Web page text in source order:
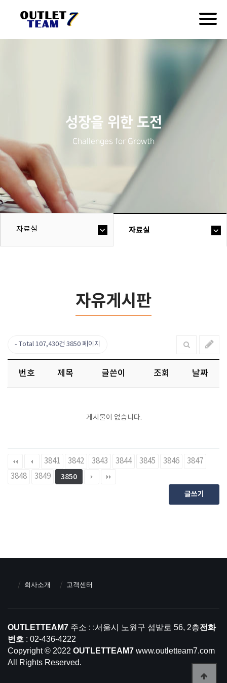
성장을 위한 도전
Challenges for Growth
자료실 자료실
자유게시판
Total 107,430건 3850 페이지
번호 제목 글쓴이 조회 날짜
게시물이 없습니다.
3841 3842 3843 3844 3845 3846
3847
3848
3849
3850
글쓰기
회사소개 고객센터
OUTLETTEAM7 주소 : :서울시 노원구 섬밭로 56, 2층전화
번호 : 02-436-4222
Copyright © 2022 OUTLETTEAM7 www.outletteam7.com
All Rights Reserved.